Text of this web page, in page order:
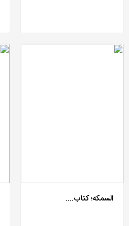
السمکه؛ کتاب....